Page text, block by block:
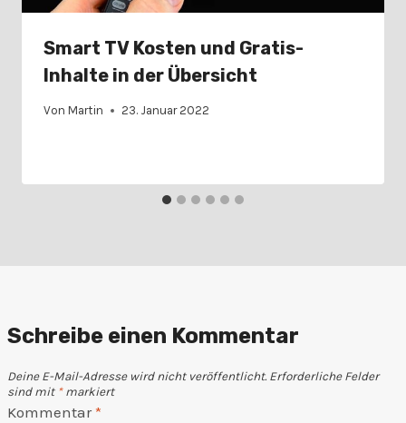
Smart TV Kosten und Gratis-
Inhalte in der Übersicht
Von Martin 23. Januar 2022
Schreibe einen Kommentar
Deine E-Mail-Adresse wird nicht veröffentlicht. Erforderliche Felder
sind mit *markiert
Kommentar*